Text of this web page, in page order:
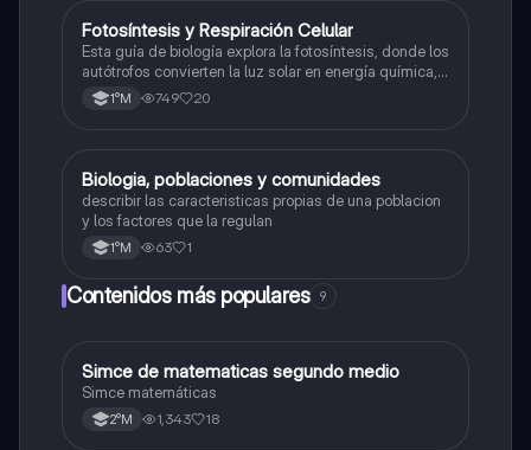
Biología
Fotosíntesis y Respiración Celular
Esta guía de biología explora la fotosíntesis, donde los
autótrofos convierten la luz solar en energía química, y
la respiración celular, un proceso vital para el flujo de
energía en los ecosistemas.
1°M 749 20
Biología
Biologia, poblaciones y comunidades
describir las caracteristicas propias de una poblacion
y los factores que la regulan
1°M 63 1
Contenidos más populares 9
Matemáticas
Simce de matematicas segundo medio
Simce matemáticas
2°M 1,343 18